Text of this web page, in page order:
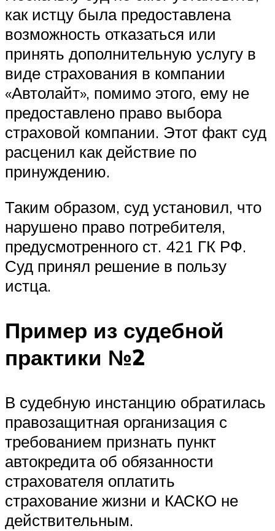
как истцу была предоставлена
возможность отказаться или
принять дополнительную услугу в
виде страхования в компании
«Автолайт», помимо этого, ему не
предоставлено право выбора
страховой компании. Этот факт суд
расценил как действие по
принуждению.
Таким образом, суд установил, что
нарушено право потребителя,
предусмотренного ст. 421 ГК РФ.
Суд принял решение в пользу
истца.
Пример из судебной
практики №2
В судебную инстанцию обратилась
правозащитная организация с
требованием признать пункт
автокредита об обязанности
страхователя оплатить
страхование жизни и КАСКО не
действительным.